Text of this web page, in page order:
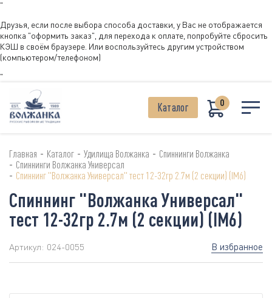
"
Друзья, если после выбора способа доставки, у Вас не отображается
кнопка "оформить заказ", для перехода к оплате, попробуйте сбросить
КЭШ в своём браузере. Или воспользуйтесь другим устройством
(компьютером/телефоном)
"
Каталог 0
Главная - Каталог - Удилища Волжанка - Спиннинги Волжанка
- Спиннинги Волжанка Универсал
- Спиннинг "Волжанка Универсал" тест 12-32гр 2.7м (2 секции) (IM6)
Спиннинг "Волжанка Универсал"
тест 12-32гр 2.7м (2 секции) (IM6)
Артикул: 024-0055 В избранное